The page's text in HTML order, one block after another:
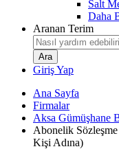
Salt
Daha
Aranan Terim
Giriş Yap
Ana Sayfa
Firmalar
Aksa Gümüşhane
Abonelik
Kişi Adına)